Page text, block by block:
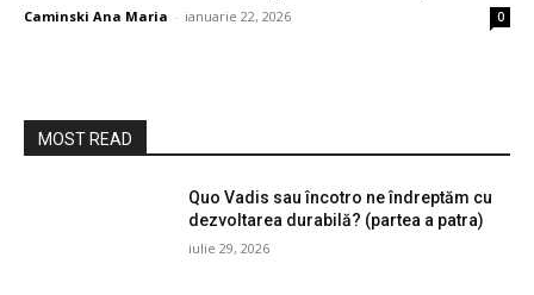
Caminski Ana Maria - ianuarie 22, 2026 0
MOST READ
Quo Vadis sau încotro ne îndreptăm cu
dezvoltarea durabilă? (partea a patra)
iulie 29, 2026